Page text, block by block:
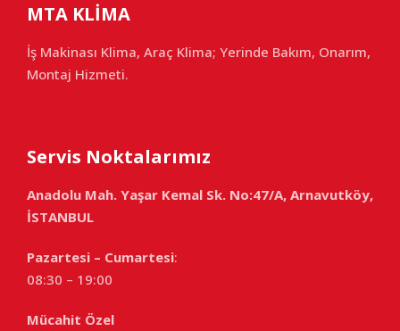
MTA KLİMA
İş Makinası Klima, Araç Klima; Yerinde Bakım, Onarım,
Montaj Hizmeti.
Servis Noktalarımız
Anadolu Mah. Yaşar Kemal Sk. No:47/A, Arnavutköy,
İSTANBUL
Pazartesi – Cumartesi:
08:30 – 19:00
Mücahit Özel